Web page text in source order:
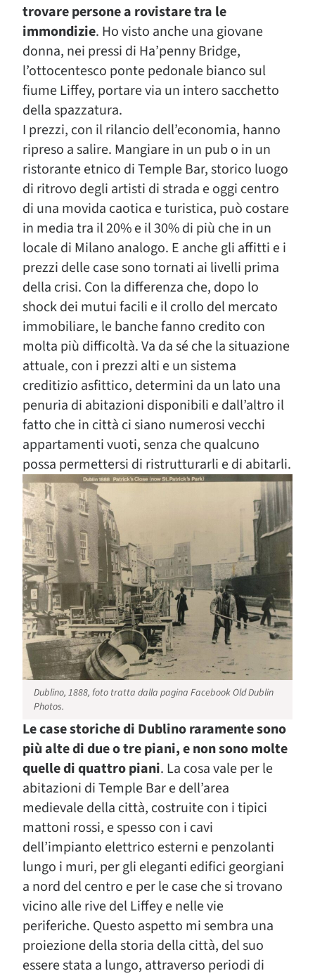
trovare persone a rovistare tra le
immondizie. Ho visto anche una giovane
donna, nei pressi di Ha’penny Bridge,
l’ottocentesco ponte pedonale bianco sul
fiume Liffey, portare via un intero sacchetto
della spazzatura.
I prezzi, con il rilancio dell’economia, hanno
ripreso a salire. Mangiare in un pub o in un
ristorante etnico di Temple Bar, storico luogo
di ritrovo degli artisti di strada e oggi centro
di una movida caotica e turistica, può costare
in media tra il 20% e il 30% di più che in un
locale di Milano analogo. E anche gli affitti e i
prezzi delle case sono tornati ai livelli prima
della crisi. Con la differenza che, dopo lo
shock dei mutui facili e il crollo del mercato
immobiliare, le banche fanno credito con
molta più difficoltà. Va da sé che la situazione
attuale, con i prezzi alti e un sistema
creditizio asfittico, determini da un lato una
penuria di abitazioni disponibili e dall’altro il
fatto che in città ci siano numerosi vecchi
appartamenti vuoti, senza che qualcuno
possa permettersi di ristrutturarli e di abitarli.
Dublino, 1888, foto tratta dalla pagina Facebook Old Dublin
Photos.
Le case storiche di Dublino raramente sono
più alte di due o tre piani, e non sono molte
quelle di quattro piani. La cosa vale per le
abitazioni di Temple Bar e dell’area
medievale della città, costruite con i tipici
mattoni rossi, e spesso con i cavi
dell’impianto elettrico esterni e penzolanti
lungo i muri, per gli eleganti edifici georgiani
a nord del centro e per le case che si trovano
vicino alle rive del Liffey e nelle vie
periferiche. Questo aspetto mi sembra una
proiezione della storia della città, del suo
essere stata a lungo, attraverso periodi di